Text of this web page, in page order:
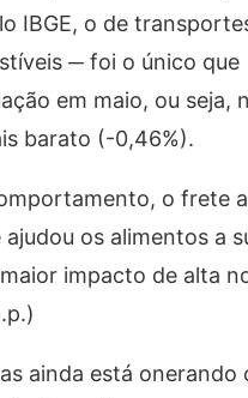
IBGE, o de
─ foi o único que
em maio, ou seja,
barato (-0,46%).
o frete
ajudou os alimentos a
impacto de alta
ainda está onerando